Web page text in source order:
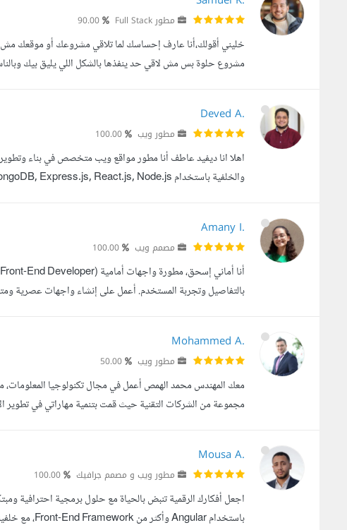
مطور Full Stack 90.00
خليني أقولك،أنا عارف إحساسك لما تلاقي مشروعك أو موقعك
مشروع حلوة بس مش لاقي حد ينفذها بالشكل اللي يليق بيك
Deved A.
مطور ويب 100.00
اهلا انا ديفيد عاطف أنا مطور مواقع ويب متخصص في بناء وتطوير
Amany I.
مصمم ويب 100.00
بالتفاصيل وتجربة المستخدم. أعمل على إنشاء واجهات عصرية
Mohammed A.
مطور ويب 50.00
Mousa A.
مطور ويب و مصمم جرافيك 100.00